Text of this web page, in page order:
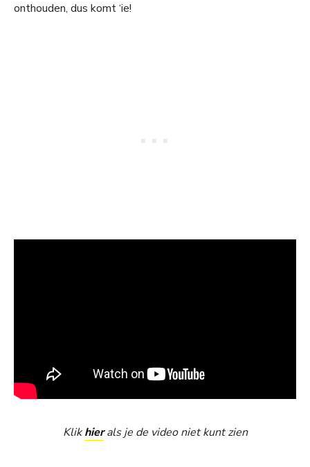
onthouden, dus komt ‘ie!
Klikhierals je de video niet kunt zien